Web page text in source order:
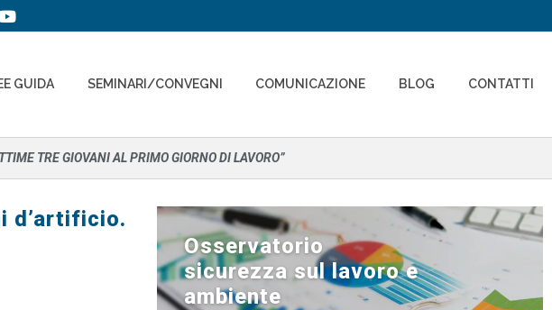
GUIDA SEMINARI/CONVEGNI COMUNICAZIONE BLOG CONTATTI
TRE GIOVANI AL PRIMO GIORNO DI LAVORO”
d’artificio.
Osservatorio
sicurezza sul lavoro e
ambiente